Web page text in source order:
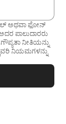
ಅಥವಾ ಫೋನ್
ಪಾಲುದಾರರು
ಗೌಪ್ಯತಾ ನೀತಿಯನ್ನು
ನಿಯಮಗಳನ್ನು